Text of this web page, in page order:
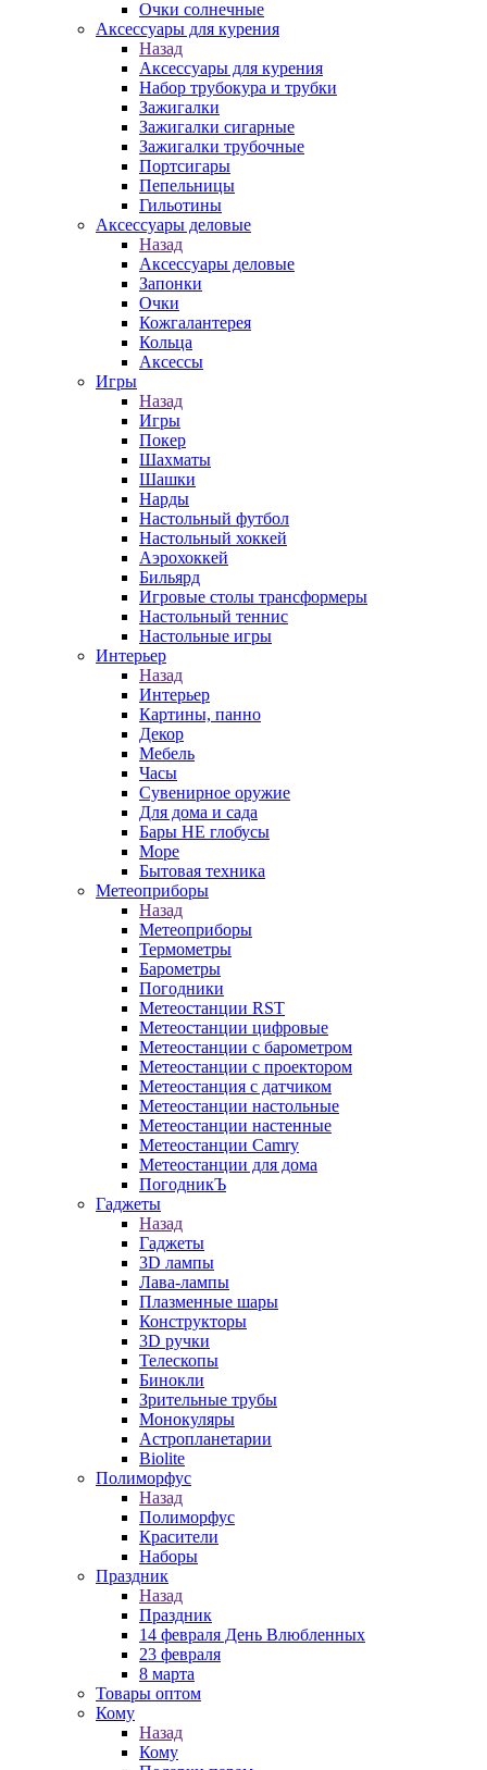
Очки солнечные
Аксессуары для курения
Назад
Аксессуары для курения
Набор трубокура и трубки
Зажигалки
Зажигалки сигарные
Зажигалки трубочные
Портсигары
Пепельницы
Гильотины
Аксессуары деловые
Назад
Аксессуары деловые
Запонки
Очки
Кожгалантерея
Кольца
Аксессы
Игры
Назад
Игры
Покер
Шахматы
Шашки
Нарды
Настольный футбол
Настольный хоккей
Аэрохоккей
Бильярд
Игровые столы трансформеры
Настольный теннис
Настольные игры
Интерьер
Назад
Интерьер
Картины, панно
Декор
Мебель
Часы
Сувенирное оружие
Для дома и сада
Бары НЕ глобусы
Море
Бытовая техника
Метеоприборы
Назад
Метеоприборы
Термометры
Барометры
Погодники
Метеостанции RST
Метеостанции цифровые
Метеостанции с барометром
Метеостанции с проектором
Метеостанция с датчиком
Метеостанции настольные
Метеостанции настенные
Метеостанции Camry
Метеостанции для дома
ПогодникЪ
Гаджеты
Назад
Гаджеты
3D лампы
Лава-лампы
Плазменные шары
Конструкторы
3D ручки
Телескопы
Бинокли
Зрительные трубы
Монокуляры
Астропланетарии
Biolite
Полиморфус
Назад
Полиморфус
Красители
Наборы
Праздник
Назад
Праздник
14 февраля День Влюбленных
23 февраля
8 марта
Товары оптом
Кому
Назад
Кому